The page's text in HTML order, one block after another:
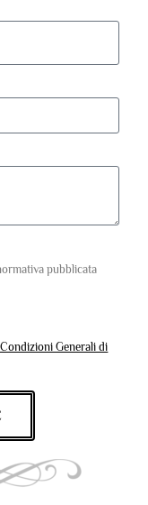
pubblicata
Generali di